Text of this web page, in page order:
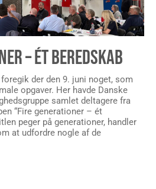
– ÉT BEREDSKAB
der den 9. juni noget, som
opgaver. Her havde Danske
samlet deltagere fra
“Fire generationer – ét
peger på generationer, handler
at udfordre nogle af de